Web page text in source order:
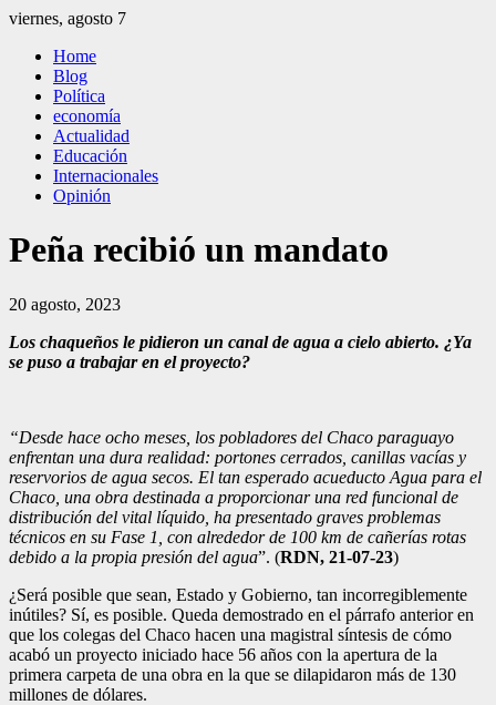
Saltar
contenido
viernes, agosto 7
El Independiente
El independiente Libre y Transparente
Home
Blog
Política
economía
Actualidad
Educación
Internacionales
Opinión
Peña recibió un mandato
20 agosto, 2023
Los chaqueños le pidieron un canal de agua a cielo abierto. ¿Ya
se puso a trabajar en el proyecto?
“Desde hace ocho meses, los pobladores del Chaco paraguayo
enfrentan una dura realidad: portones cerrados, canillas vacías y
reservorios de agua secos. El tan esperado acueducto Agua para el
Chaco, una obra destinada a proporcionar una red funcional de
distribución del vital líquido, ha presentado graves problemas
técnicos en su Fase 1, con alrededor de 100 km de cañerías rotas
debido a la propia presión del agua”. (RDN, 21-07-23)
¿Será posible que sean, Estado y Gobierno, tan incorregiblemente
inútiles? Sí, es posible. Queda demostrado en el párrafo anterior en
que los colegas del Chaco hacen una magistral síntesis de cómo
acabó un proyecto iniciado hace 56 años con la apertura de la
primera carpeta de una obra en la que se dilapidaron más de 130
millones de dólares.